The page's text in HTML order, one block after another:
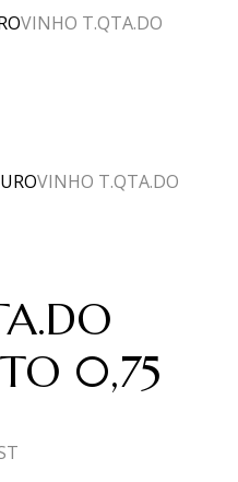
VINHO T.QTA.DO
VINHO T.QTA.DO
0,75